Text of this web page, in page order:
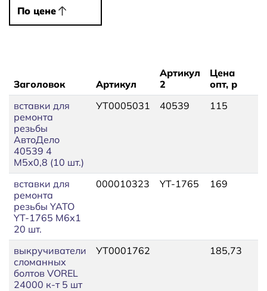
По цене
По цене
Заголовок Артикул
Артикул
2
Цена
опт, р
вставки для
ремонта
резьбы
АвтоДело
40539 4
М5х0,8 (10 шт.)
УТ0005031 40539 115
вставки для
ремонта
резьбы YATO
YT-1765 М6х1
20 шт.
000010323 YT-1765 169
выкручиватели
сломанных
болтов VOREL
24000 к-т 5 шт
УТ0001762 185,73